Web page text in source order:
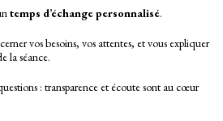
temps d’échange personnalisé.
vos besoins, vos attentes, et vous expliquer
la séance.
: transparence et écoute sont au cœur